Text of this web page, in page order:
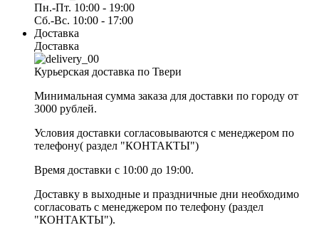
Пн.-Пт. 10:00 - 19:00
Сб.-Вс. 10:00 - 17:00
Доставка
Доставка
Курьерская доставка по Твери
Минимальная сумма заказа для доставки по городу от
3000 рублей.
Условия доставки согласовываются с менеджером по
телефону( раздел "КОНТАКТЫ")
Время доставки с 10:00 до 19:00.
Доставку в выходные и праздничные дни необходимо
согласовать с менеджером по телефону (раздел
"КОНТАКТЫ").